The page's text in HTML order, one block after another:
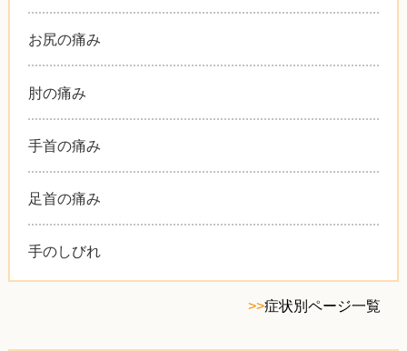
お尻の痛み
肘の痛み
手首の痛み
足首の痛み
手のしびれ
>>症状別ページ一覧